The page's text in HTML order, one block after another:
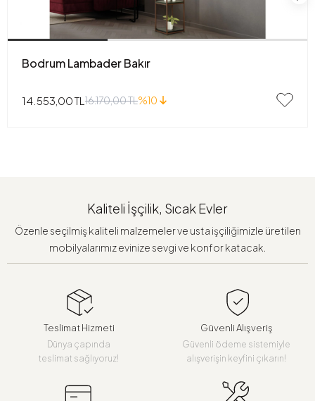
Bodrum Lambader Bakır
14.553,00 TL 16.170,00 TL%10
Kaliteli İşçilik, Sıcak Evler
Özenle seçilmiş kaliteli malzemeler ve usta işçiliğimizle üretilen
mobilyalarımız evinize sevgi ve konfor katacak.
Teslimat Hizmeti
Dünya çapında
teslimat sağlıyoruz!
Güvenli Alışveriş
Güvenli ödeme sistemiyle
alışverişin keyfini çıkarın!